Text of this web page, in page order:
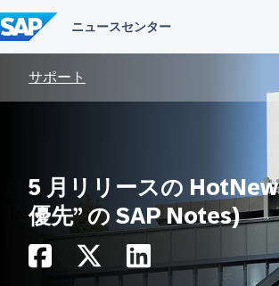
ン
テ
ン
サポート
5 月リリースの
優先” の SAP Notes)